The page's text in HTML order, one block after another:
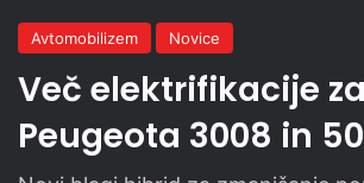
Avtomobilizem Novice
Več elektrifikacije za
Peugeota 3008 in